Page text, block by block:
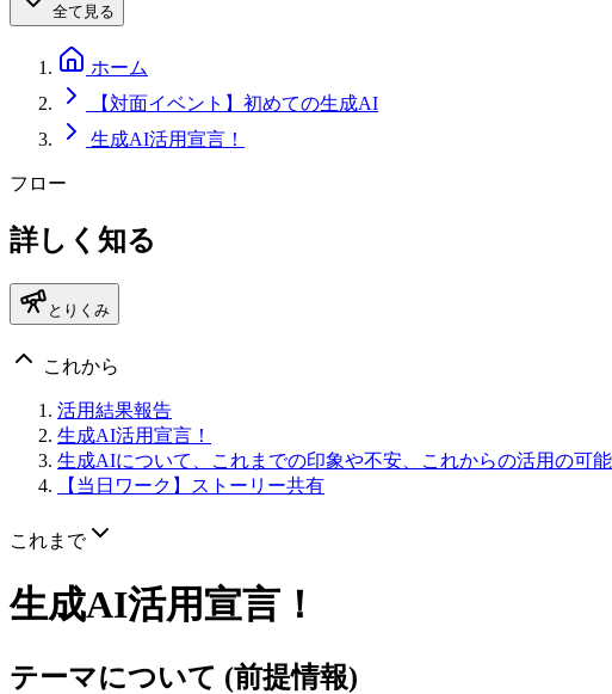
全て見る
ホーム
【対面イベント】初めての生成AI
生成AI活用宣言！
フロー
詳しく知る
とりくみ
これから
活用結果報告
生成AI活用宣言！
生成AIについて、これまでの印象や不安、これからの活用の可
【当日ワーク】ストーリー共有
これまで
生成AI活用宣言！
テーマについて (前提情報)